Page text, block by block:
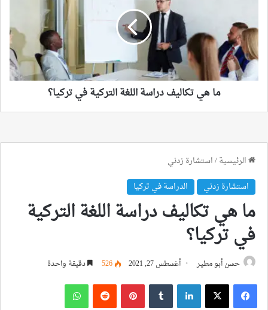
اللغة
التركية
في
تركيا؟
ما هي تكاليف دراسة اللغة التركية في تركيا؟